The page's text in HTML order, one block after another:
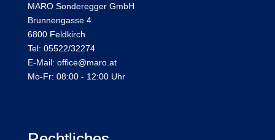
MARO Sonderegger GmbH
Brunnengasse 4
6800 Feldkirch
Tel: 05522/32274
E-Mail: office@maro.at
Mo-Fr: 08:00 - 12:00 Uhr